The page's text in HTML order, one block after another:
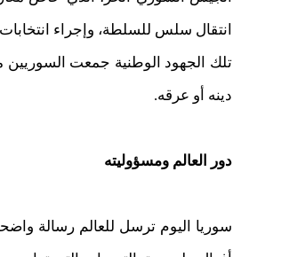
انتقال سلس للسلطة، وإجراء
تلك الجهود الوطنية جمعت
دينه أو عرقه.
دور العالم ومسؤوليته
سوريا اليوم ترسل للعالم رسالة